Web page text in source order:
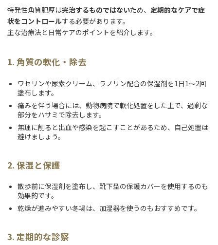
特発性角質肥厚は完治するものではないため、 定期的なケアで症
状をコントロールする必要があります。
主な治療法と日常ケアのポイントを紹介します。
1. 角質の軟化・除去
ワセリンや尿素クリーム、ラノリン配合の保湿剤を1日1〜2回
塗布します。
痛みを伴う場合には、動物病院で軟化処置をした上で、過剰な
部分をハサミで除去します。
無理に削ると出血や感染を起こすことがあるため、自己処置は
避けましょう。
2. 保湿と保護
散歩前に保湿剤を塗布し、靴下型の保護カバーを使用するのも
効果的です。
乾燥が進みやすい冬場は、加湿器を使うのもおすすめです。
3. 定期的な診察